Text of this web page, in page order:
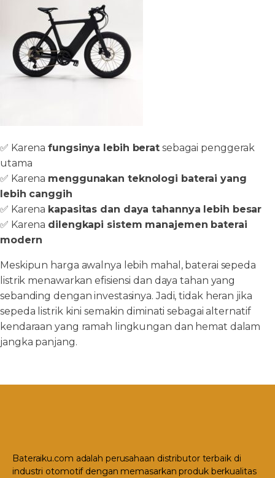
✅ Karenafungsinya lebih berat sebagai penggerak
utama
✅ Karena menggunakan teknologi baterai yang
lebih canggih
✅ Karena kapasitas dan daya tahannya lebih besar
✅ Karena dilengkapi sistem manajemen baterai
modern
Meskipun harga awalnya lebih mahal, baterai sepeda
listrik menawarkan efisiensi dan daya tahan yang
sebanding dengan investasinya. Jadi, tidak heran jika
sepeda listrik kini semakin diminati sebagai alternatif
kendaraan yang ramah lingkungan dan hemat dalam
jangka panjang.
Bateraiku.com adalah perusahaan distributor terbaik di
industri otomotif dengan memasarkan produk berkualitas